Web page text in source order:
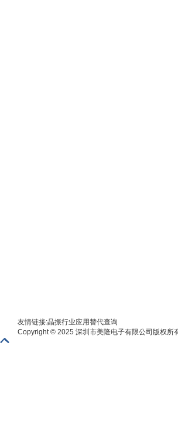
友情链接:晶振行业应用替代查询
Copyright © 2025 深圳市美隆电子有限公司版权所